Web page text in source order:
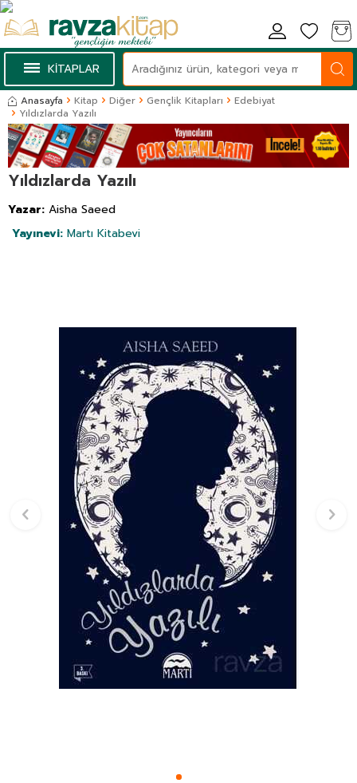
KİTAPLAR
Anasayfa Kitap Diğer Gençlik Kitapları
Edebiyat
Yıldızlarda Yazılı
Yıldızlarda Yazılı
Yazar: Aisha Saeed
Yayınevi: Martı Kitabevi